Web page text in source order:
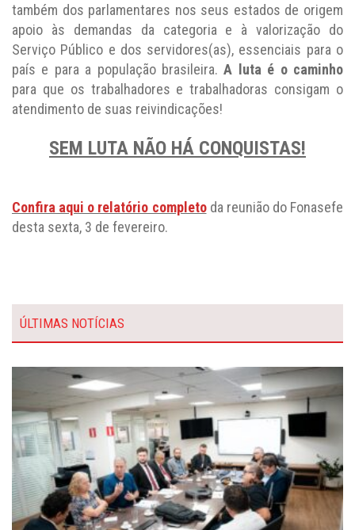
também dos parlamentares nos seus estados de origem
apoio às demandas da categoria e à valorização do
Serviço Público e dos servidores(as), essenciais para o
país e para a população brasileira.A luta é o caminho
para que os trabalhadores e trabalhadoras consigam o
atendimento de suas reivindicações!
SEM LUTA NÃO HÁ CONQUISTAS!
Confira aqui o relatório completoda reunião do Fonasefe
desta sexta, 3 de fevereiro.
ÚLTIMAS NOTÍCIAS